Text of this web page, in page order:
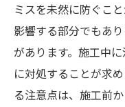
ミスを未然に防ぐこ
影響する部分でもあ
があります。施工中
に対処することが求
る注意点は、施工前